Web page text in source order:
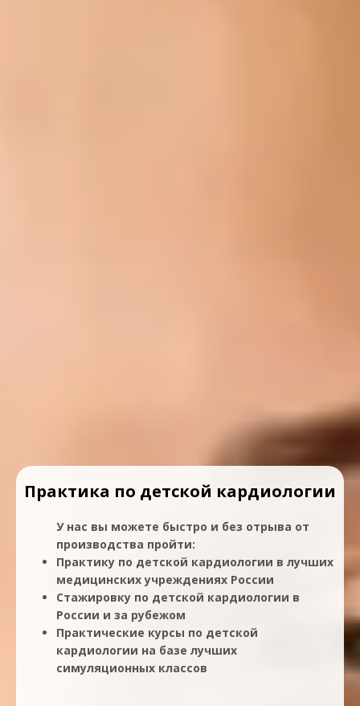
Практика по детской кардиологии
У нас вы можете быстро и без отрыва от
производства пройти:
Практику по детской кардиологии в лучших
медицинских учреждениях России
Стажировку по детской кардиологии в
России и за рубежом
Практические курсы по детской
кардиологии на базе лучших
симуляционных классов